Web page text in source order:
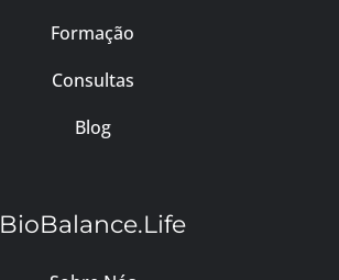
Formação
Consultas
Blog
BioBalance.Life